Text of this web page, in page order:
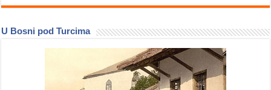
U Bosni pod Turcima